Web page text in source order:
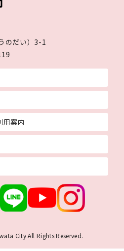
のだい）3-1
用案内
City All Rights Reserved.